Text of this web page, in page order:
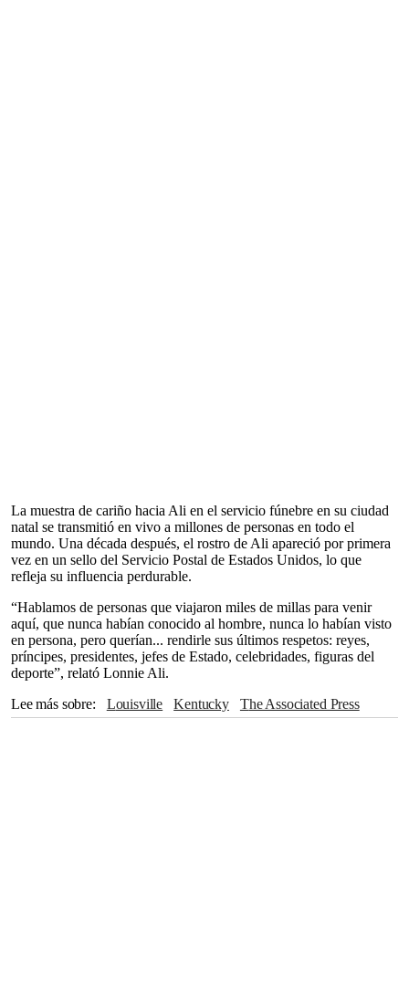
La muestra de cariño hacia Ali en el servicio fúnebre en su ciudad
natal se transmitió en vivo a millones de personas en todo el
mundo. Una década después, el rostro de Ali apareció por primera
vez en un sello del Servicio Postal de Estados Unidos, lo que
refleja su influencia perdurable.
“Hablamos de personas que viajaron miles de millas para venir
aquí, que nunca habían conocido al hombre, nunca lo habían visto
en persona, pero querían... rendirle sus últimos respetos: reyes,
príncipes, presidentes, jefes de Estado, celebridades, figuras del
deporte”, relató Lonnie Ali.
Lee más sobre
Louisville Kentucky
The Associated Press